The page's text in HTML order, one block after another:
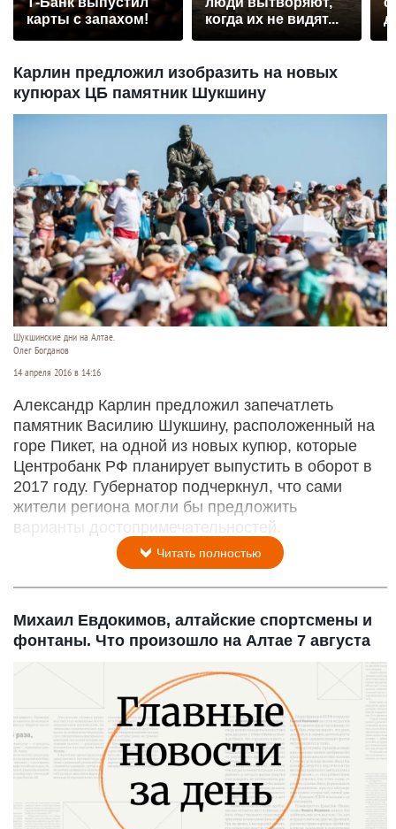
карты с запахом!
когда их не видят...
Карлин предложил изобразить на новых
купюрах ЦБ памятник Шукшину
Шукшинские дни на Алтае.
Олег Богданов
14 апреля 2016 в 14:16
Александр Карлин предложил запечатлеть
памятник Василию Шукшину, расположенный на
горе Пикет, на одной из новых купюр, которые
Центробанк РФ планирует выпустить в оборот в
2017 году. Губернатор подчеркнул, что сами
жители региона могли бы предложить
варианты достопримечательностей.
Читать полностью
Михаил Евдокимов, алтайские спортсмены и
фонтаны. Что произошло на Алтае 7 августа